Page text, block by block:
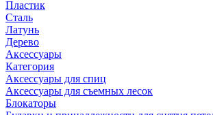
Пластик
Сталь
Латунь
Дерево
Аксессуары
Категория
Аксессуары для спиц
Аксессуары для съемных лесок
Блокаторы